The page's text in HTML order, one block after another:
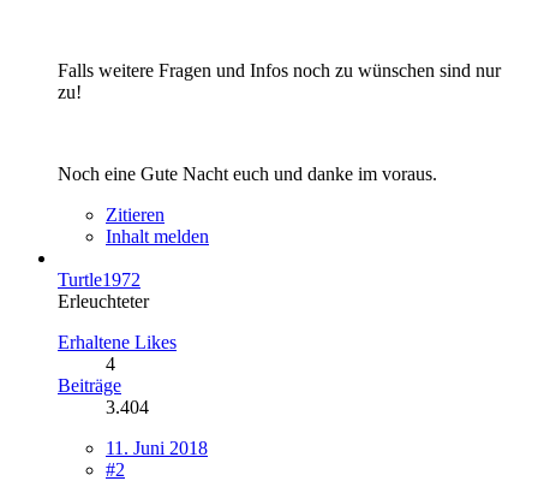
Falls weitere Fragen und Infos noch zu wünschen sind nur
zu!
Noch eine Gute Nacht euch und danke im voraus.
Zitieren
Inhalt melden
Turtle1972
Erleuchteter
Erhaltene Likes
4
Beiträge
3.404
11. Juni 2018
#2